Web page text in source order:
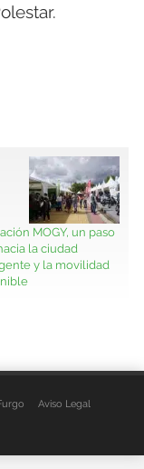
MOGY, un paso
la ciudad
y la movilidad
Aviso Legal